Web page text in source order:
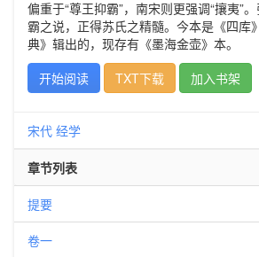
偏重于“尊王抑霸”，南宋则更强调“攘夷”
霸之说，正得苏氏之精髓。今本是《四库
典》辑出的，现存有《墨海金壶》本。
开始阅读
TXT下载 加入书架
宋代 经学
章节列表
提要
卷一